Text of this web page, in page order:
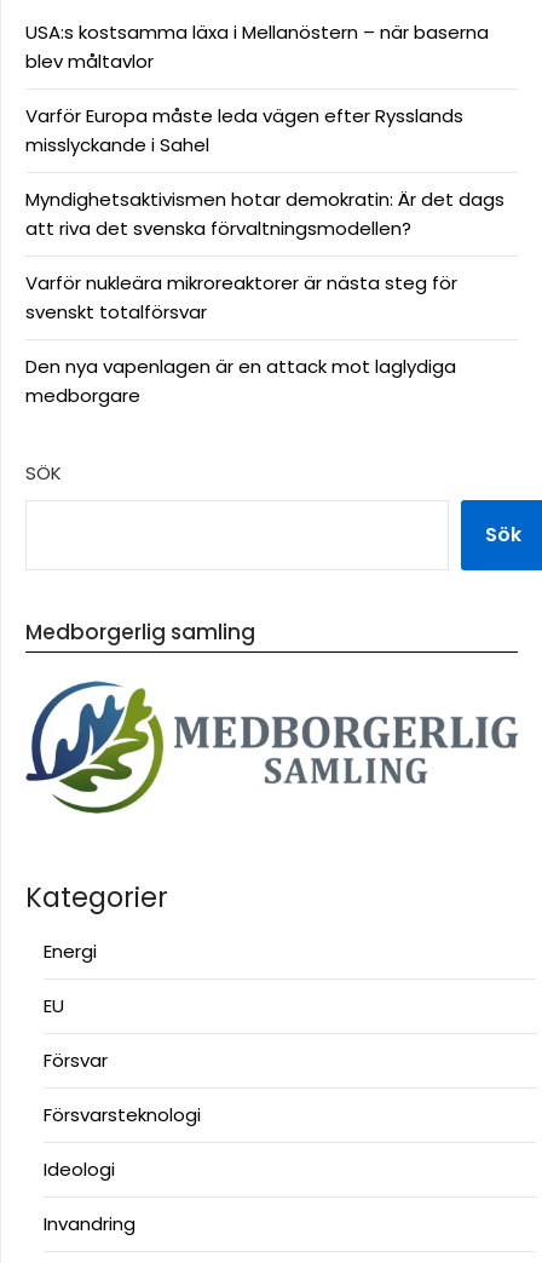
USA:s kostsamma läxa i Mellanöstern – när baserna
blev måltavlor
Varför Europa måste leda vägen efter Rysslands
misslyckande i Sahel
Myndighetsaktivismen hotar demokratin: Är det dags
att riva det svenska förvaltningsmodellen?
Varför nukleära mikroreaktorer är nästa steg för
svenskt totalförsvar
Den nya vapenlagen är en attack mot laglydiga
medborgare
SÖK
Sök
Medborgerlig samling
Kategorier
Energi
EU
Försvar
Försvarsteknologi
Ideologi
Invandring